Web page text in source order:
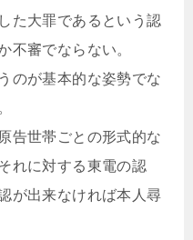
た大罪であるという認
不審でならない。
のが基本的な姿勢でな
告世帯ごとの形式的な
れに対する東電の認
が出来なければ本人尋